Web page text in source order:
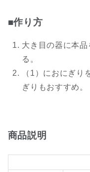
■作り方
大き目の器に本
る。
（1）におにぎり
ぎりもおすすめ。
商品説明